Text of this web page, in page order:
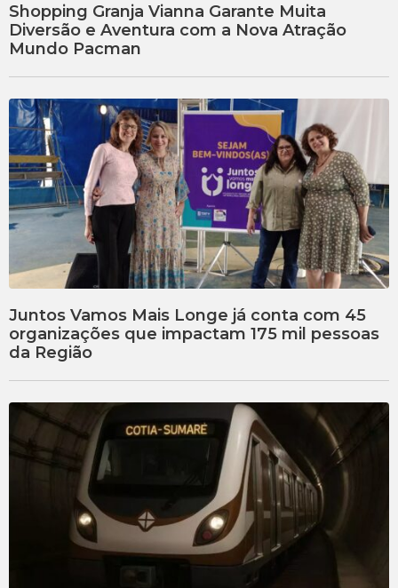
Shopping Granja Vianna Garante Muita
Diversão e Aventura com a Nova Atração
Mundo Pacman
Juntos Vamos Mais Longe já conta com 45
organizações que impactam 175 mil pessoas
da Região